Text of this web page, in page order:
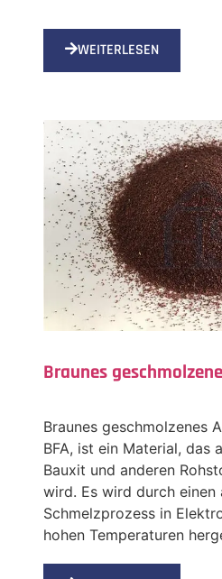
WEITERLESEN
Braunes
Braunes geschmolzenes
BFA, ist ein Material, das
Bauxit und anderen
wird. Es wird durch einen
Schmelzprozess in
hohen Temperaturen